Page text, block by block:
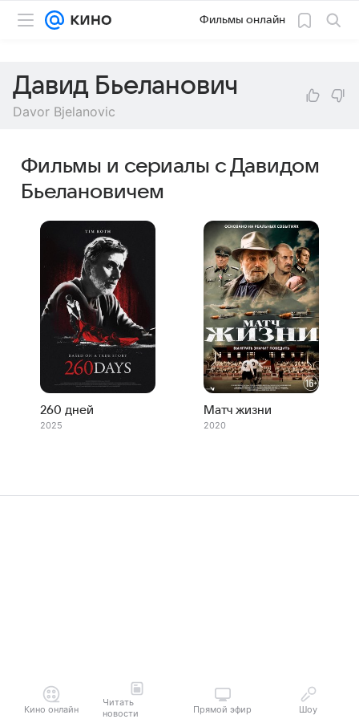
Фильмы онлайн
Давид Бьеланович
Davor Bjelanovic
Фильмы и сериалы с Давидом
Бьелановичем
260 дней
2025
Матч жизни
2020
Кино онлайн
Читать
новости
Прямой эфир Шоу